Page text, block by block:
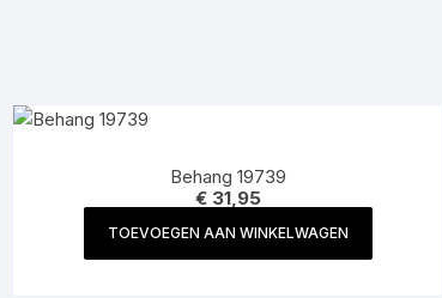
Behang 19739
€31,95
TOEVOEGEN AAN WINKELWAGEN